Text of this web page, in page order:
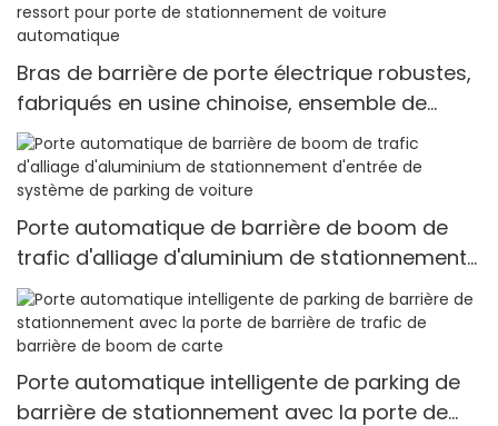
Bras de barrière de porte électrique robustes,
fabriqués en usine chinoise, ensemble de
barrières automatiques à ressort pour porte
de stationnement de voiture automatique
Porte automatique de barrière de boom de
trafic d'alliage d'aluminium de stationnement
d'entrée de système de parking de voiture
Porte automatique intelligente de parking de
barrière de stationnement avec la porte de